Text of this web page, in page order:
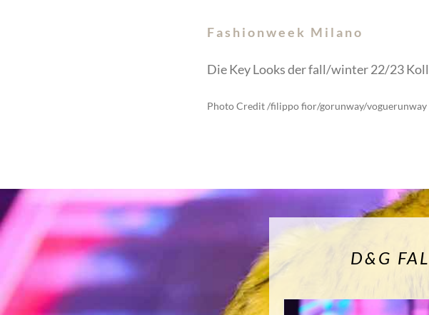
Fashionweek Milano
Die Key Looks der fall/winter 22/23
Photo Credit /filippo fior/gorunway/voguerunway
D&G